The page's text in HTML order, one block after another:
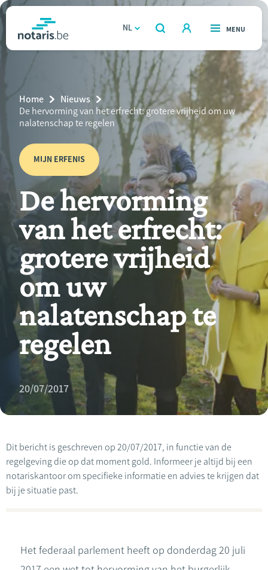
Overslaan
naar
gaan
notaris.behomepage
NL
OPEN
ZOEKEN
OPEN
MENU
Wonen
Relatie & samenleven
Erven & schenken
Ondernemen
Over de notaris
Rekenmodules
VIND EEN NOTARIS
Breadcrumb
Home
Nieuws
Current
Page:
De hervorming van het erfrecht: grotere vrijheid om uw
nalatenschap te regelen
MIJN ERFENIS
De hervorming
van het erfrecht:
grotere vrijheid
om uw
nalatenschap te
regelen
20/07/2017
Dit bericht is geschreven op 20/07/2017, in functie van de
regelgeving die op dat moment gold. Informeer je altijd bij een
notariskantoor om specifieke informatie en advies te krijgen dat
bij je situatie past.
Het federaal parlement heeft op donderdag 20 juli